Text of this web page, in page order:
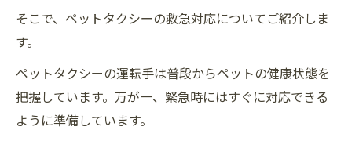
そこで、ペットタクシーの救急対応についてご紹介しま
す。
ペットタクシーの運転手は普段からペットの健康状態を
把握しています。万が一、緊急時にはすぐに対応できる
ように準備しています。